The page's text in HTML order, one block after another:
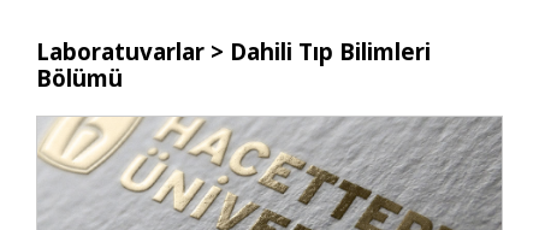
Laboratuvarlar > Dahili Tıp Bilimleri
Bölümü